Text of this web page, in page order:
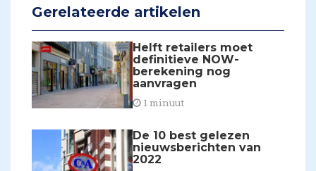
Gerelateerde artikelen
Helft retailers moet
definitieve NOW-
berekening nog
aanvragen
1 minuut
De 10 best gelezen
nieuwsberichten van
2022